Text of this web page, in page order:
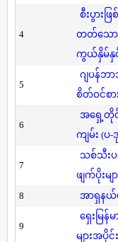
4
စီးပွား
တတ်သောအ်
ကွယ်နှိမ်နှ
5
ဂျပန်ဘ
စိတ်ဝင်စ
6
အရှေ့တိုင်
ကျမ်း (ပ-
7
သစ်သီးပ
ဖျက်ပိုးမ
8
အာရှနယ်
9
ရှေးမြ
များအပို